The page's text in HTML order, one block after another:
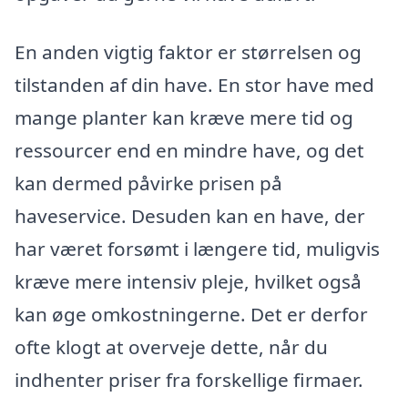
En anden vigtig faktor er størrelsen og
tilstanden af din have. En stor have med
mange planter kan kræve mere tid og
ressourcer end en mindre have, og det
kan dermed påvirke prisen på
haveservice. Desuden kan en have, der
har været forsømt i længere tid, muligvis
kræve mere intensiv pleje, hvilket også
kan øge omkostningerne. Det er derfor
ofte klogt at overveje dette, når du
indhenter priser fra forskellige firmaer.